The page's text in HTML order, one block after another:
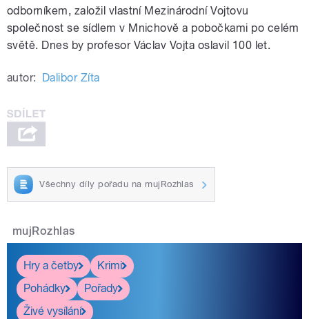
odborníkem, založil vlastní Mezinárodní Vojtovu
společnost se sídlem v Mnichově a pobočkami po celém
světě. Dnes by profesor Václav Vojta oslavil 100 let.
autor: Dalibor Zíta
Všechny díly pořadu na mujRozhlas
mujRozhlas
Hry a četby
Krimi
Pohádky
Pořady
Živé vysílání